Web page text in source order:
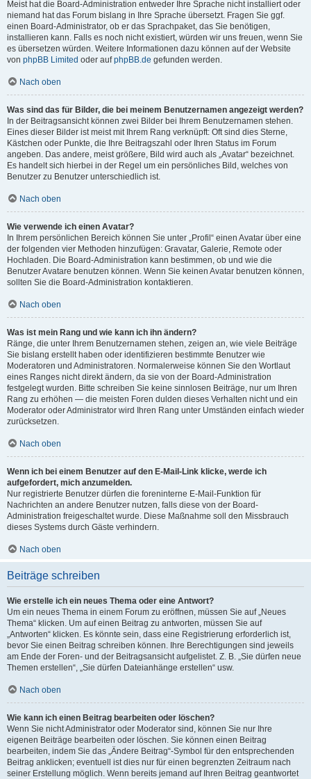
Meist hat die Board-Administration entweder Ihre Sprache nicht installiert oder
niemand hat das Forum bislang in Ihre Sprache übersetzt. Fragen Sie ggf.
einen Board-Administrator, ob er das Sprachpaket, das Sie benötigen,
installieren kann. Falls es noch nicht existiert, würden wir uns freuen, wenn Sie
es übersetzen würden. Weitere Informationen dazu können auf der Website
von phpBB Limited oder aufphpBB.de gefunden werden.
Nach oben
Was sind das für Bilder, die bei meinem Benutzernamen angezeigt werden?
In der Beitragsansicht können zwei Bilder bei Ihrem Benutzernamen stehen.
Eines dieser Bilder ist meist mit Ihrem Rang verknüpft: Oft sind dies Sterne,
Kästchen oder Punkte, die Ihre Beitragszahl oder Ihren Status im Forum
angeben. Das andere, meist größere, Bild wird auch als „Avatar“ bezeichnet.
Es handelt sich hierbei in der Regel um ein persönliches Bild, welches von
Benutzer zu Benutzer unterschiedlich ist.
Nach oben
Wie verwende ich einen Avatar?
In Ihrem persönlichen Bereich können Sie unter „Profil“ einen Avatar über eine
der folgenden vier Methoden hinzufügen: Gravatar, Galerie, Remote oder
Hochladen. Die Board-Administration kann bestimmen, ob und wie die
Benutzer Avatare benutzen können. Wenn Sie keinen Avatar benutzen können,
sollten Sie die Board-Administration kontaktieren.
Nach oben
Was ist mein Rang und wie kann ich ihn ändern?
Ränge, die unter Ihrem Benutzernamen stehen, zeigen an, wie viele Beiträge
Sie bislang erstellt haben oder identifizieren bestimmte Benutzer wie
Moderatoren und Administratoren. Normalerweise können Sie den Wortlaut
eines Ranges nicht direkt ändern, da sie von der Board-Administration
festgelegt wurden. Bitte schreiben Sie keine sinnlosen Beiträge, nur um Ihren
Rang zu erhöhen — die meisten Foren dulden dieses Verhalten nicht und ein
Moderator oder Administrator wird Ihren Rang unter Umständen einfach wieder
zurücksetzen.
Nach oben
Wenn ich bei einem Benutzer auf den E-Mail-Link klicke, werde ich
aufgefordert, mich anzumelden.
Nur registrierte Benutzer dürfen die foreninterne E-Mail-Funktion für
Nachrichten an andere Benutzer nutzen, falls diese von der Board-
Administration freigeschaltet wurde. Diese Maßnahme soll den Missbrauch
dieses Systems durch Gäste verhindern.
Nach oben
Beiträge schreiben
Wie erstelle ich ein neues Thema oder eine Antwort?
Um ein neues Thema in einem Forum zu eröffnen, müssen Sie auf „Neues
Thema“ klicken. Um auf einen Beitrag zu antworten, müssen Sie auf
„Antworten“ klicken. Es könnte sein, dass eine Registrierung erforderlich ist,
bevor Sie einen Beitrag schreiben können. Ihre Berechtigungen sind jeweils
am Ende der Foren- und der Beitragsansicht aufgelistet. Z. B. „Sie dürfen neue
Themen erstellen“, „Sie dürfen Dateianhänge erstellen“ usw.
Nach oben
Wie kann ich einen Beitrag bearbeiten oder löschen?
Wenn Sie nicht Administrator oder Moderator sind, können Sie nur Ihre
eigenen Beiträge bearbeiten oder löschen. Sie können einen Beitrag
bearbeiten, indem Sie das „Ändere Beitrag“-Symbol für den entsprechenden
Beitrag anklicken; eventuell ist dies nur für einen begrenzten Zeitraum nach
seiner Erstellung möglich. Wenn bereits jemand auf Ihren Beitrag geantwortet